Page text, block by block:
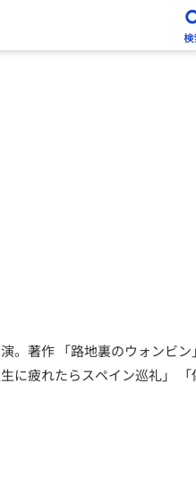
演。著作 「路地裏のウォンビン」
に疲れたらスペイン巡礼」 「